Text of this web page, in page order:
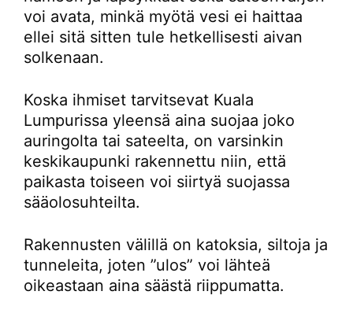
voi avata, minkä myötä vesi ei haittaa
ellei sitä sitten tule hetkellisesti aivan
solkenaan.
Koska ihmiset tarvitsevat Kuala
Lumpurissa yleensä aina suojaa joko
auringolta tai sateelta, on varsinkin
keskikaupunki rakennettu niin, että
paikasta toiseen voi siirtyä suojassa
sääolosuhteilta.
Rakennusten välillä on katoksia, siltoja ja
tunneleita, joten ”ulos” voi lähteä
oikeastaan aina säästä riippumatta.